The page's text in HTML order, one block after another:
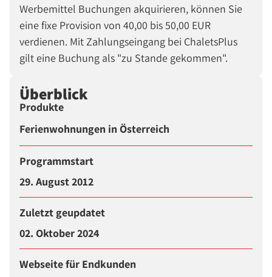
Werbemittel Buchungen akquirieren, können Sie
eine fixe Provision von 40,00 bis 50,00 EUR
verdienen. Mit Zahlungseingang bei ChaletsPlus
gilt eine Buchung als "zu Stande gekommen".
Überblick
Produkte
Ferienwohnungen in Österreich
Programmstart
29. August 2012
Zuletzt geupdatet
02. Oktober 2024
Webseite für Endkunden